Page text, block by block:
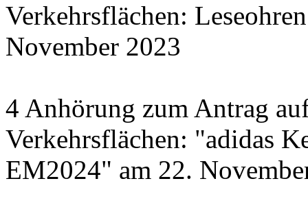
Verkehrsflächen:
November 2023
4 Anhörung zum Antrag
Verkehrsflächen: "adidas
EM2024" am 22.